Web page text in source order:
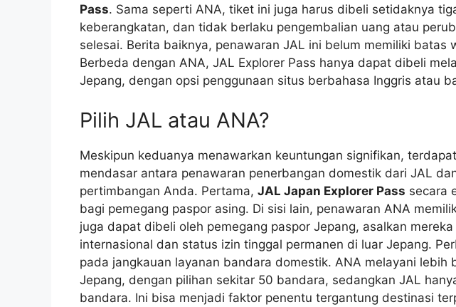
Pass. Sama seperti ANA, tiket ini juga harus dibeli setidaknya
keberangkatan, dan tidak berlaku pengembalian uang atau
selesai. Berita baiknya, penawaran JAL ini belum memiliki batas
Berbeda dengan ANA, JAL Explorer Pass hanya dapat dibeli
Jepang, dengan opsi penggunaan situs berbahasa Inggris atau
Pilih JAL atau ANA?
Meskipun keduanya menawarkan keuntungan signifikan,
mendasar antara penawaran penerbangan domestik dari JAL
pertimbangan Anda. Pertama, JAL Japan Explorer Pass secara
bagi pemegang paspor asing. Di sisi lain, penawaran ANA
juga dapat dibeli oleh pemegang paspor Jepang, asalkan
internasional dan status izin tinggal permanen di luar Jepang.
pada jangkauan layanan bandara domestik. ANA melayani lebih
Jepang, dengan pilihan sekitar 50 bandara, sedangkan JAL
bandara. Ini bisa menjadi faktor penentu tergantung destinasi